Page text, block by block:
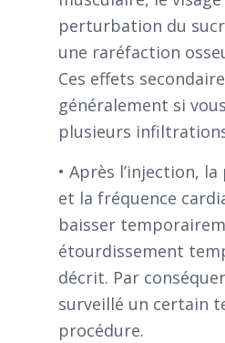
perturbation du
une raréfaction
Ces effets
généralement si
plusieurs
• Après l’injection,
et la fréquence
baisser
étourdissement
décrit. Par
surveillé un certain
procédure.